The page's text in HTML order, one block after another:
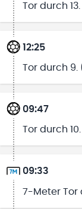
Tor durch
12:25
Tor durch 9.
09:47
Tor durch
09:33
7-Meter Tor